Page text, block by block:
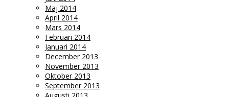
Maj 2014
April 2014
Mars 2014
Februari 2014
Januari 2014
December 2013
November 2013
Oktober 2013
September 2013